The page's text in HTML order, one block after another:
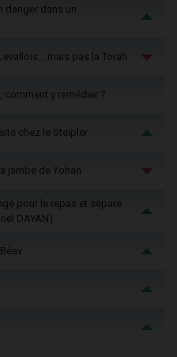
danger dans un
mais pas la Torah
y remédier ?
chez le Steipler
jambe de Yohan
pour le repas et séparé
DAYAN)